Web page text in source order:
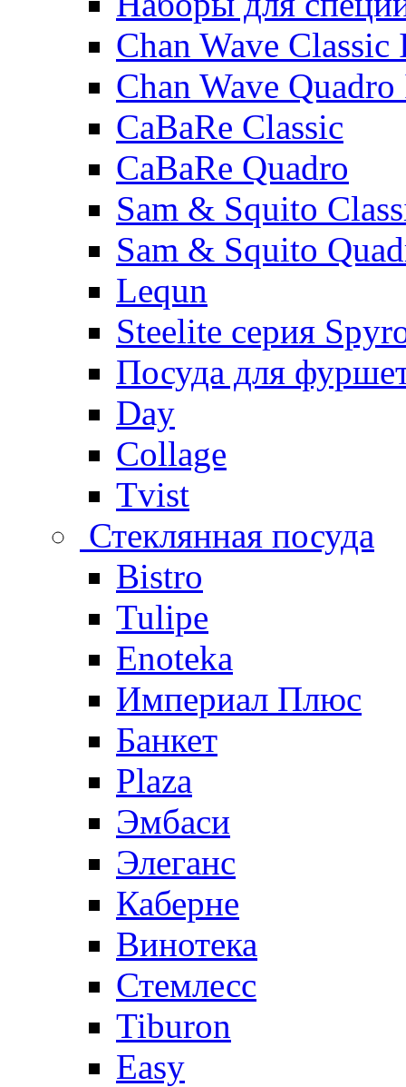
Chan Wave
Chan Wave
CaBaRe Classic
CaBaRe Quadro
Sam & Squito
Sam & Squito
Lequn
Steelite серия
Посуда для
Day
Collage
Tvist
Стеклянная посуда
Bistro
Tulipe
Enoteka
Империал Плюс
Банкет
Plaza
Эмбаси
Элеганс
Каберне
Винотека
Стемлесс
Tiburon
Easy